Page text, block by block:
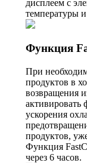
дисплеем с
температуры
Функция
При
продуктов в
возвращения
активировать
ускорения
продуктов,
Функция
через 6 часов.